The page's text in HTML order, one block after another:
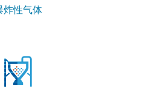
炸性气体